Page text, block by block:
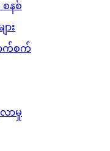
စနစ်
ား
ာက်စက်
လာမှု